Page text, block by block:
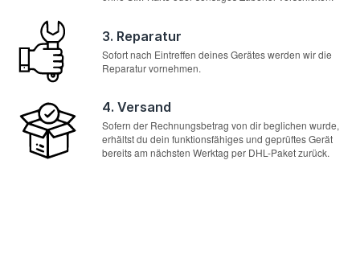
3. Reparatur
Sofort nach Eintreffen deines Gerätes werden wir die
Reparatur vornehmen.
4. Versand
Sofern der Rechnungsbetrag von dir beglichen wurde,
erhältst du dein funktionsfähiges und geprüftes Gerät
bereits am nächsten Werktag per DHL-Paket zurück.